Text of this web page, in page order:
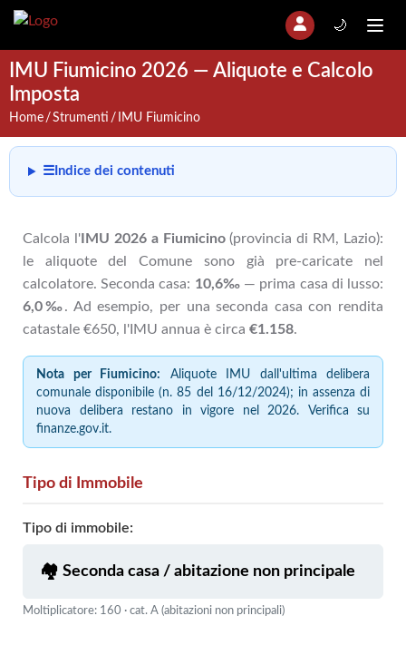
🌙
IMU Fiumicino 2026 — Aliquote e Calcolo
Imposta
Home Strumenti IMU Fiumicino
☰ Indice dei contenuti
Calcola l'IMU 2026 a Fiumicino(provincia di RM, Lazio):
le aliquote del Comune sono già pre-caricate nel
calcolatore. Seconda casa: 10,6‰ — prima casa di lusso:
6,0‰. Ad esempio, per una seconda casa con rendita
catastale €650, l'IMU annua è circa €1.158.
Nota per Fiumicino: Aliquote IMU dall'ultima delibera
comunale disponibile (n. 85 del 16/12/2024); in assenza di
nuova delibera restano in vigore nel 2026. Verifica su
finanze.gov.it.
Tipo di Immobile
Tipo di immobile:
Moltiplicatore: 160 · cat. A (abitazioni non principali)